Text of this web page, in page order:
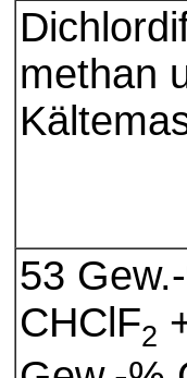
methan
53
CHClF2